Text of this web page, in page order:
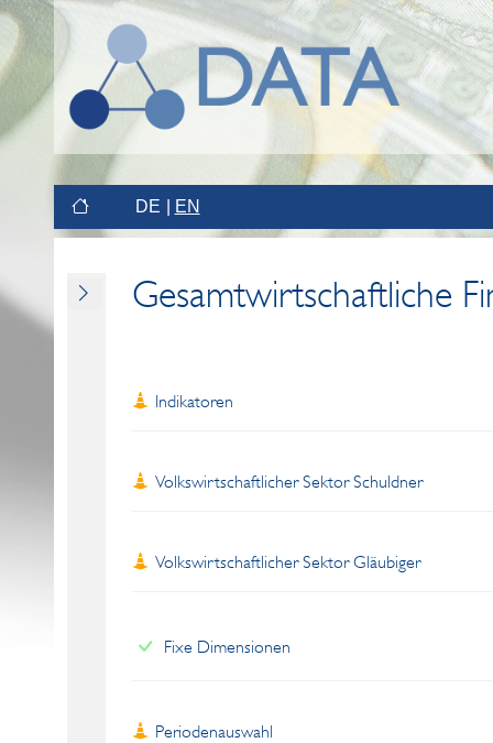
DE EN
Gesamtwirtschaftliche
Indikatoren
Volkswirtschaftlicher Sektor Schuldner
Volkswirtschaftlicher Sektor Gläubiger
Fixe Dimensionen
Periodenauswahl